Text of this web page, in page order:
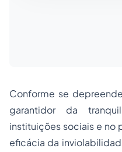
Conforme se
garantidor da
instituições sociais e no
eficácia da